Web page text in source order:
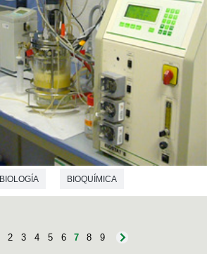
BIOLOGÍA BIOQUÍMICA
2 3 4 5 6 7 8 9